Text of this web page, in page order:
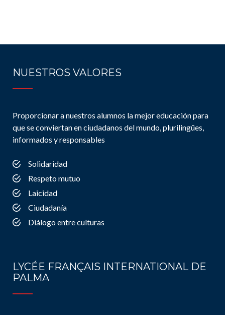
NUESTROS VALORES
Proporcionar a nuestros alumnos la mejor educación para
que se conviertan en ciudadanos del mundo, plurilingües,
informados y responsables
Solidaridad
Respeto mutuo
Laicidad
Ciudadanía
Diálogo entre culturas
LYCÉE FRANÇAIS INTERNATIONAL DE
PALMA